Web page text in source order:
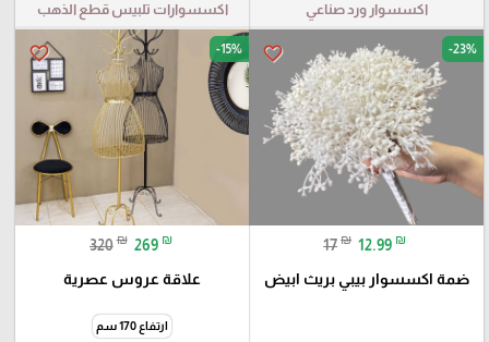
اكسسوار ورد صناعي
favorite_border -23%
17 ₪ 12.99 ₪
ضمة اكسسوار بيبي بريث ابيض
اكسسوارات تلبيس قطع الذهب
favorite_border -15%
320 ₪ 269 ₪
علاقة عروس عصرية
ارتفاع 170 سم